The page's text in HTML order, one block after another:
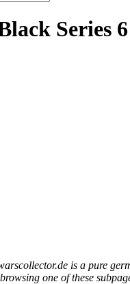
Series
is a pure
one of these